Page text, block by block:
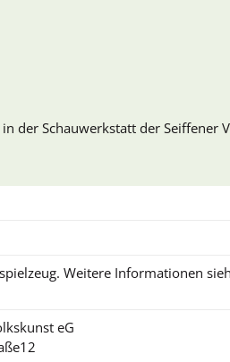
der Schauwerkstatt der Seiffener
Weitere Informationen
eG